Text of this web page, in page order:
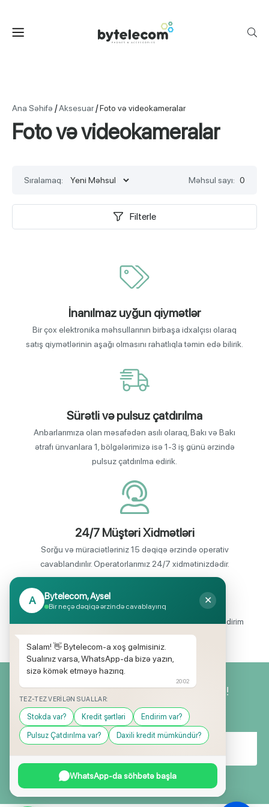
Ana Səhifə /Aksesuar/Foto və videokameralar
Foto və videokameralar
Sıralamaq: Məhsul sayı: 0
Filterle
İnanılmaz uyğun qiymətlər
Bir çox elektronika məhsullarının birbaşa idxalçısı olaraq
satış qiymətlərinin aşağı olmasını rahatlıqla təmin edə bilirik.
Sürətli və pulsuz çatdırılma
Anbarlarımıza olan məsafədən asılı olaraq, Bakı və Bakı
ətrafı ünvanlara 1, bölgələrimizə isə 1-3 iş günü ərzində
pulsuz çatdırılma edirik.
24/7 Müştəri Xidmətləri
Sorğu və müraciətləriniz 15 dəqiqə ərzində operativ
cavablandırılır. Operatorlarımız 24/7 xidmətinizdədir.
Endirimli məhsul seçimi
Mağazalarımızda mütəmadi olaraq, yüksək məbləğli endirim
və hədiyyə kampaniyaları keçirilir.
Yeniliklərimizdən ilk siz xəbərdar olun!
A Bytelecom, Aysel
Bir neçə dəqiqə ərzində cavablayırıq
✕
Salam! 👋 Bytelecom-a xoş gəlmisiniz.
Sualınız varsa, WhatsApp-da bizə yazın,
sizə kömək etməyə hazırıq.
20:02
TEZ-TEZ VERILƏN SUALLAR:
Stokda var? Kredit şərtləri Endirim var?
Pulsuz Çatdırılma var? Daxili kredit mümkündür?
WhatsApp-da söhbətə başla